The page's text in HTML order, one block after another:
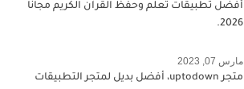
أفضل تطبيقات تعلم وحفظ القرآن الكريم مجانًا
2026.
مارس 07, 2023
متجر uptodown، أفضل بديل لمتجر التطبيقات